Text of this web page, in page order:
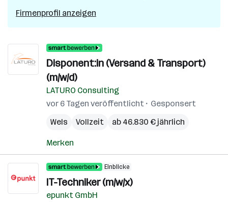
Firmenprofil anzeigen
Disponent:in (Versand & Transport)
(m/w/d)
LATURO Consulting
vor 6 Tagen veröffentlicht
Gesponsert
Wels
Vollzeit ab 46.830 € jährlich
Merken
Einblicke
IT-Techniker (m/w/x)
epunkt GmbH